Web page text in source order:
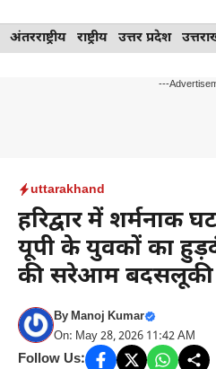
Skip
to
अंतरराष्ट्रीय राष्ट्रीय उत्तर प्रदेश
---
uttarakhand
हरिद्वार में शर्मनाक
यूपी के युवकों का
की सरेआम बदसलूकी
ByManoj Kumar
On: May 28, 2026 11:42 AM
Follow Us: